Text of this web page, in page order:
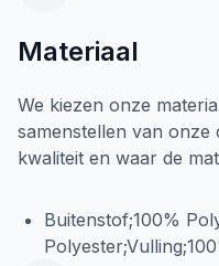
Materiaal
We kiezen onze
samenstellen van onze
kwaliteit en waar de
Buitenstof;100%